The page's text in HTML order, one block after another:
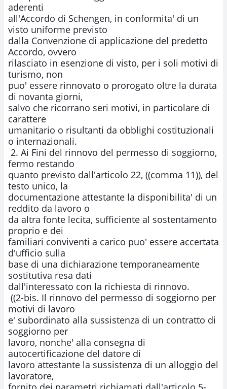
aderenti
all'Accordo di Schengen, in conformita' di un
visto uniforme previsto
dalla Convenzione di applicazione del predetto
Accordo, ovvero
rilasciato in esenzione di visto, per i soli motivi di
turismo, non
puo' essere rinnovato o prorogato oltre la durata
di novanta giorni,
salvo che ricorrano seri motivi, in particolare di
carattere
umanitario o risultanti da obblighi costituzionali
o internazionali.
fermo restando
quanto previsto dall'articolo 22, ((comma 11)), del
testo unico, la
documentazione attestante la disponibilita' di un
reddito da lavoro o
da altra fonte lecita, sufficiente al sostentamento
proprio e dei
familiari conviventi a carico puo' essere accertata
d'ufficio sulla
base di una dichiarazione temporaneamente
sostitutiva resa dati
dall'interessato con la richiesta di rinnovo.
motivi di lavoro
e' subordinato alla sussistenza di un contratto di
soggiorno per
lavoro, nonche' alla consegna di
autocertificazione del datore di
lavoro attestante la sussistenza di un alloggio del
lavoratore,